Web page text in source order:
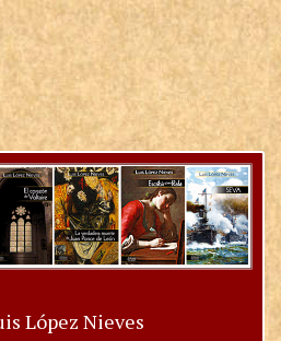
López Nieves